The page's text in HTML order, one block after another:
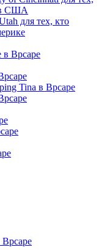
в США
для тех, кто
в Врсаре
Tina в Врсаре
Врсаре